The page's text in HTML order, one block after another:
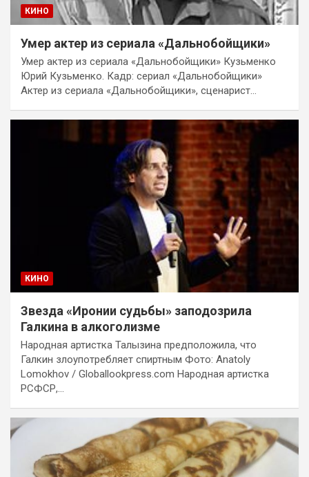
КИНО
Умер актер из сериала «Дальнобойщики»
Умер актер из сериала «Дальнобойщики» Кузьменко
Юрий Кузьменко. Кадр: сериал «Дальнобойщики»
Актер из сериала «Дальнобойщики», сценарист…
КИНО
Звезда «Иронии судьбы» заподозрила
Галкина в алкоголизме
Народная артистка Талызина предположила, что
Галкин злоупотребляет спиртным Фото: Anatoly
Lomokhov / Globallookpress.com Народная артистка
РСФСР,…